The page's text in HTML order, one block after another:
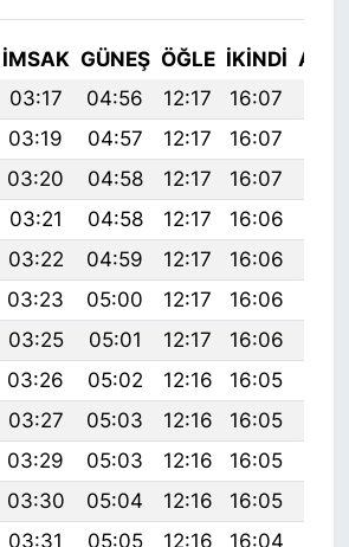
İMSAK GÜNEŞ ÖĞLE İKINDI
03:17 04:56 12:17 16:07
03:19 04:57 12:17 16:07
03:20 04:58 12:17 16:07
03:21 04:58 12:17 16:06
03:22 04:59 12:17 16:06
03:23 05:00 12:17 16:06
03:25 05:01 12:17 16:06
03:26 05:02 12:16 16:05
03:27 05:03 12:16 16:05
03:29 05:03 12:16 16:05
03:30 05:04 12:16 16:05
03:31 05:05 12:16 16:04